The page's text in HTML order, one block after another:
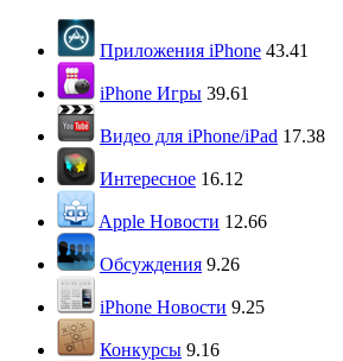
Приложения iPhone 43.41
iPhone Игры 39.61
Видео для iPhone/iPad 17.38
Интересное 16.12
Apple Новости 12.66
Обсуждения 9.26
iPhone Новости 9.25
Конкурсы 9.16